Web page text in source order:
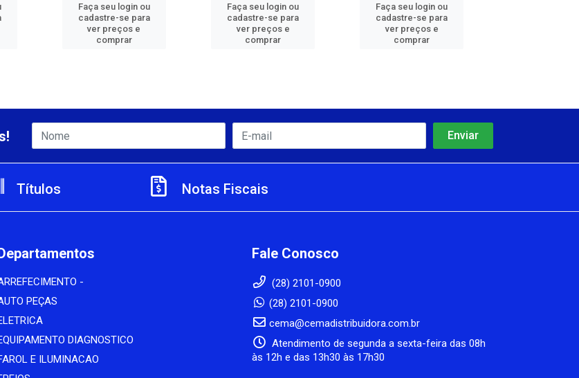
Faça seu login ou
cadastre-se para
ver preços e
comprar
Faça seu login ou
cadastre-se para
ver preços e
comprar
Faça seu login ou
cadastre-se para
ver preços e
comprar
Títulos Notas Fiscais
-
PEÇAS
DIAGNOSTICO
E ILUMINACAO
Fale Conosco
(28) 2101-0900
(28) 2101-0900
cema@cemadistribuidora.com.br
Atendimento de segunda a sexta-feira das 08h
às 12h e das 13h30 às 17h30